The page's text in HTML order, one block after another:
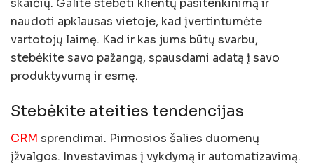
skaičių. Galite stebėti klientų pasitenkinimą ir
naudoti apklausas vietoje, kad įvertintumėte
vartotojų laimę. Kad ir kas jums būtų svarbu,
stebėkite savo pažangą, spausdami adatą į savo
produktyvumą ir esmę.
Stebėkite ateities tendencijas
CRM sprendimai. Pirmosios šalies duomenų
įžvalgos. Investavimas į vykdymą ir automatizavimą.